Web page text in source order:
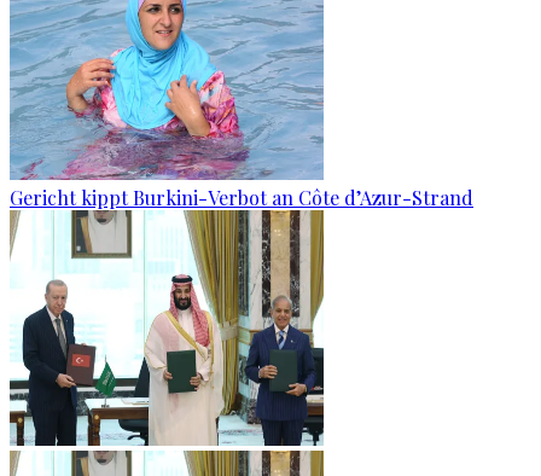
Gericht kippt Burkini-Verbot an Côte d’Azur-Strand